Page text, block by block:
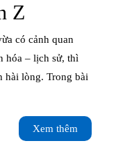
Z
lịch
Ninh
Bình
2025
–
hóa – lịch sử, thì
hài lòng. Trong bài
Xem thêm
thêm